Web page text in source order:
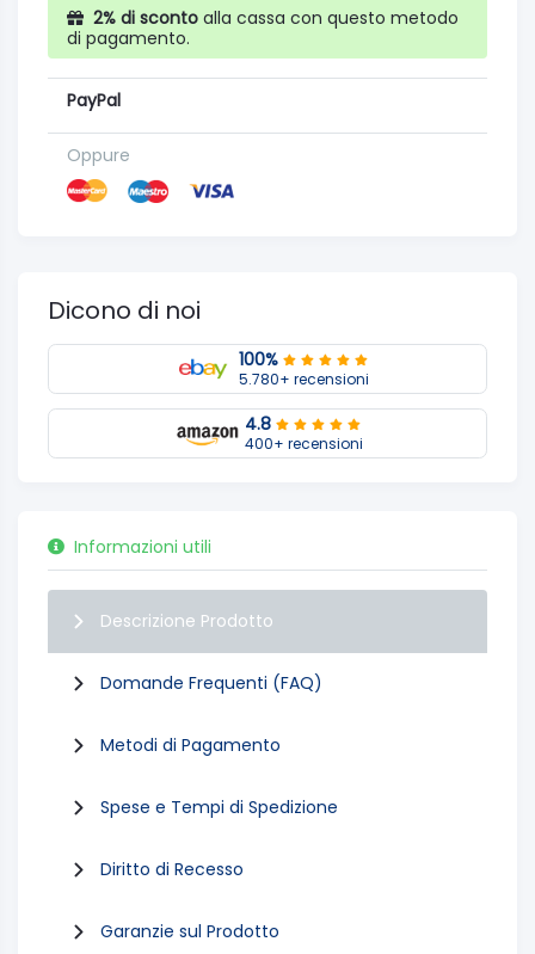
2% di sconto alla cassa con questo metodo
di pagamento.
PayPal
Oppure
Dicono di noi
100%
5.780+ recensioni
4.8
400+ recensioni
Informazioni utili
Descrizione Prodotto
Domande Frequenti (FAQ)
Metodi di Pagamento
Spese e Tempi di Spedizione
Diritto di Recesso
Garanzie sul Prodotto